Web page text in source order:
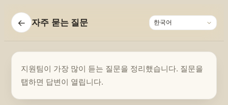
← 자주 묻는 질문
지원팀이 가장 많이 듣는 질문을 정리했습니다. 질문을
탭하면 답변이 열립니다.